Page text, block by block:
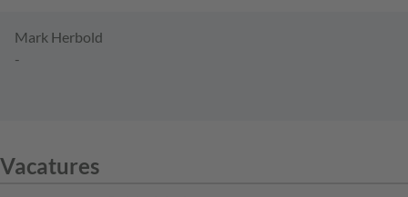
Mark Herbold
-
Vacatures